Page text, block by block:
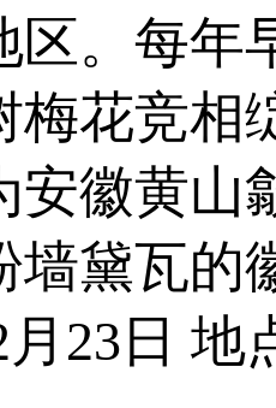
区。每年
梅花竞相
安徽黄山
墙黛瓦的
月23日